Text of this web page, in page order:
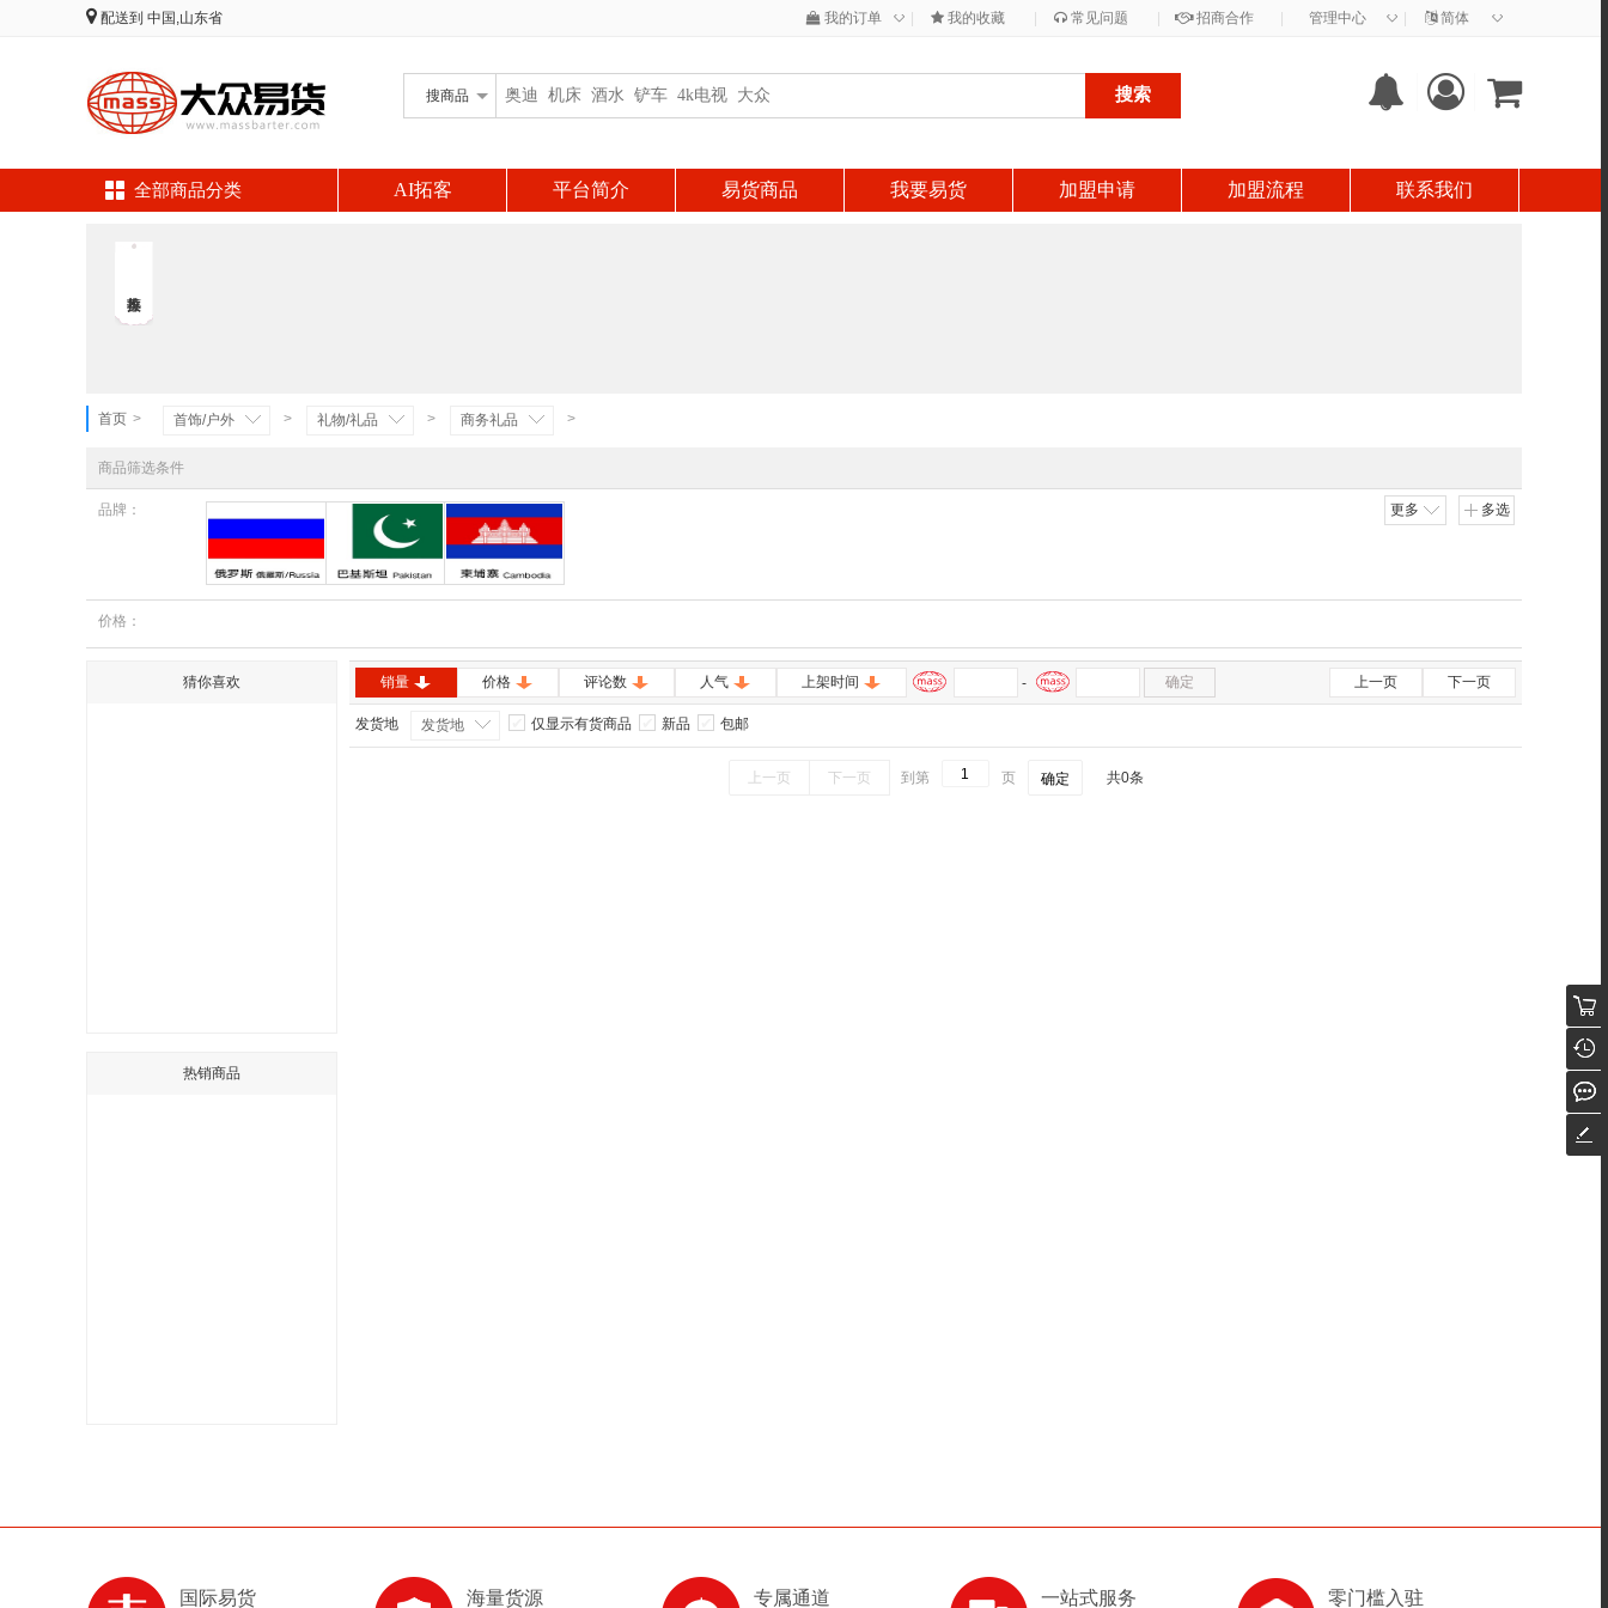
配送到 中国,山东省 我的订单 ◇ 我的收藏 常见问题 招商合作 管理中心 ◇ 简体 ◇
搜商品 搜索
全部商品分类 AI拓客 平台简介 易货商品 我要易货 加盟申请 加盟流程 联系我们
首页 > 首饰/户外 > 礼物/礼品 > 商务礼品 >
商品筛选条件
品牌：
俄罗斯 巴基斯坦 柬埔寨
更多 多选
价格：
猜你喜欢
热销商品
销量 价格 评论数 人气 上架时间 - 确定 上一页 下一页
发货地 发货地 仅显示有货商品 新品 包邮
上一页 下一页 到第 页 确定 共0条
国际易货 海量货源 专属通道 一站式服务 零门槛入驻